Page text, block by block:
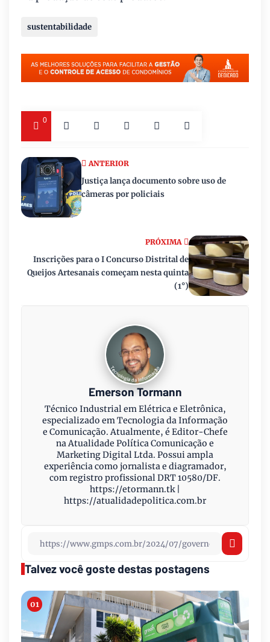
sustentabilidade
0
PRÓXIMA
Inscrições para o I Concurso Distrital de
Queijos Artesanais começam nesta quinta
(1°)
ANTERIOR
Justiça lança documento sobre uso de
câmeras por policiais
Emerson Tormann
Técnico Industrial em Elétrica e Eletrônica,
especializado em Tecnologia da Informação
e Comunicação. Atualmente, é Editor-Chefe
na Atualidade Política Comunicação e
Marketing Digital Ltda. Possui ampla
experiência como jornalista e diagramador,
com registro profissional DRT 10580/DF.
https://etormann.tk |
https://atualidadepolitica.com.br
Talvez você goste destas postagens